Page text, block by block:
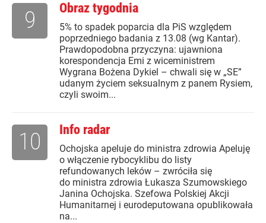
Obraz tygodnia
5% to spadek poparcia dla PiS względem
poprzedniego badania z 13.08 (wg Kantar).
Prawdopodobna przyczyna: ujawniona
korespondencja Emi z wiceministrem
Wygrana Bożena Dykiel – chwali się w „SE”
udanym życiem seksualnym z panem Rysiem,
czyli swoim...
9
Info radar
Ochojska apeluje do ministra zdrowia Apeluję
o włączenie rybocyklibu do listy
refundowanych leków – zwróciła się
do ministra zdrowia Łukasza Szumowskiego
Janina Ochojska. Szefowa Polskiej Akcji
Humanitarnej i eurodeputowana opublikowała
na...
10